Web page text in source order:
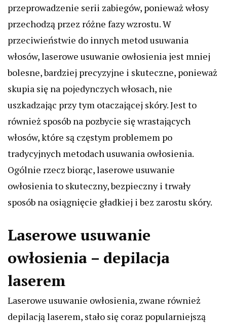
przeprowadzenie serii zabiegów, ponieważ włosy
przechodzą przez różne fazy wzrostu. W
przeciwieństwie do innych metod usuwania
włosów, laserowe usuwanie owłosienia jest mniej
bolesne, bardziej precyzyjne i skuteczne, ponieważ
skupia się na pojedynczych włosach, nie
uszkadzając przy tym otaczającej skóry. Jest to
również sposób na pozbycie się wrastających
włosów, które są częstym problemem po
tradycyjnych metodach usuwania owłosienia.
Ogólnie rzecz biorąc, laserowe usuwanie
owłosienia to skuteczny, bezpieczny i trwały
sposób na osiągnięcie gładkiej i bez zarostu skóry.
Laserowe usuwanie
owłosienia – depilacja
laserem
Laserowe usuwanie owłosienia, zwane również
depilacją laserem, stało się coraz popularniejszą